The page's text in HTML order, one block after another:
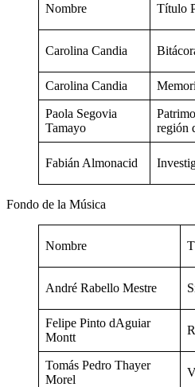
Nombre Título
Carolina Candia
Carolina Candia
Paola Segovia
Tamayo
región
Fabián Almonacid
Fondo de la Música
Nombre
André Rabello Mestre
Felipe Pinto dAguiar
Montt
Tomás Pedro Thayer
Morel